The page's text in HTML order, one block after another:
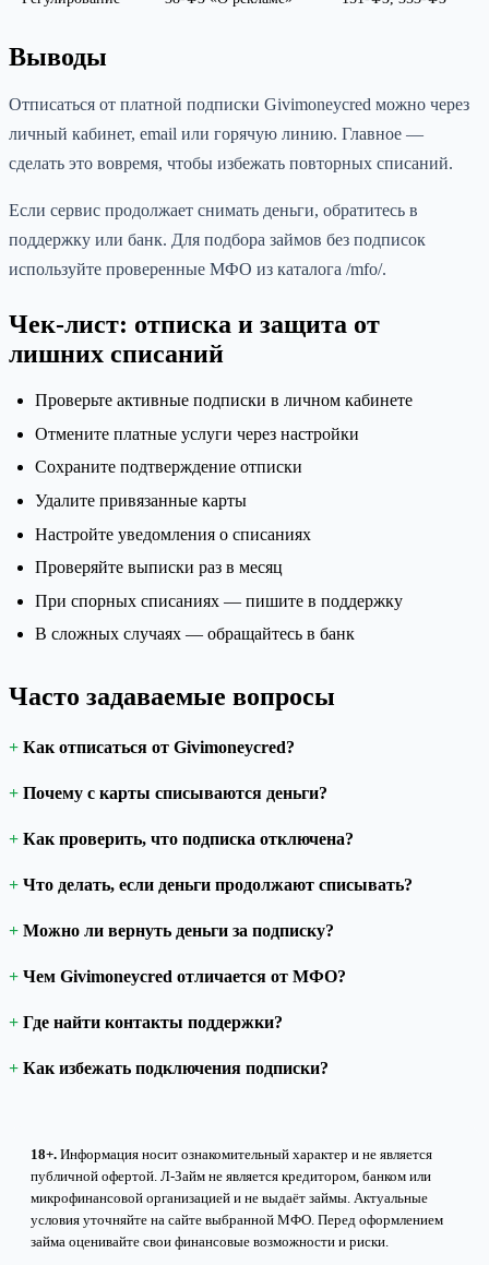
Выводы
Отписаться от платной подписки Givimoneycred можно через
личный кабинет, email или горячую линию. Главное —
сделать это вовремя, чтобы избежать повторных списаний.
Если сервис продолжает снимать деньги, обратитесь в
поддержку или банк. Для подбора займов без подписок
используйте проверенные МФО из каталога /mfo/.
Чек-лист: отписка и защита от
лишних списаний
Проверьте активные подписки в личном кабинете
Отмените платные услуги через настройки
Сохраните подтверждение отписки
Удалите привязанные карты
Настройте уведомления о списаниях
Проверяйте выписки раз в месяц
При спорных списаниях — пишите в поддержку
В сложных случаях — обращайтесь в банк
Часто задаваемые вопросы
Как отписаться от Givimoneycred?
Почему с карты списываются деньги?
Как проверить, что подписка отключена?
Что делать, если деньги продолжают списывать?
Можно ли вернуть деньги за подписку?
Чем Givimoneycred отличается от МФО?
Где найти контакты поддержки?
Как избежать подключения подписки?
18+. Информация носит ознакомительный характер и не является
публичной офертой. Л-Займ не является кредитором, банком или
микрофинансовой организацией и не выдаёт займы. Актуальные
условия уточняйте на сайте выбранной МФО. Перед оформлением
займа оценивайте свои финансовые возможности и риски.